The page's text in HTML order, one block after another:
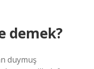
demek?
duymuş